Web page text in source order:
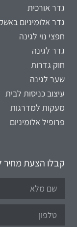
גדר אורכית
גדר אלומיניום
חפצי נוי לגינה
גדר לגינה
חוק גדרות
שער לגינה
עיצוב כניסות לבית
מעקות למדרגות
פרופיל אלומיניום
קבלו הצעת מחיר